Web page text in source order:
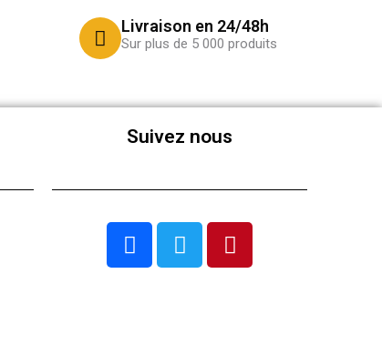
Livraison en 24/48h
Sur plus de 5 000 produits
Suivez nous